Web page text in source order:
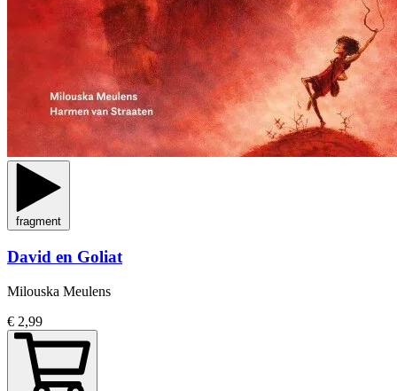
fragment
David en Goliat
Milouska Meulens
€ 2,99